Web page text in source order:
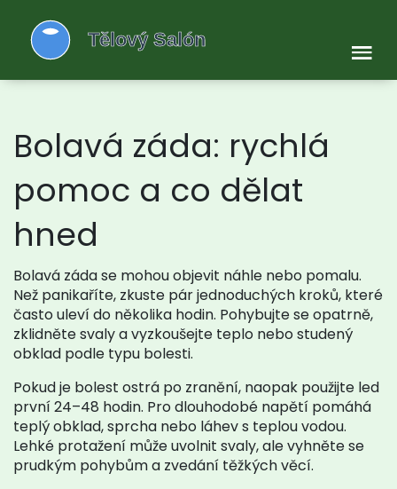
Bolavá záda: rychlá
pomoc a co dělat
hned
Bolavá záda se mohou objevit náhle nebo pomalu.
Než panikaříte, zkuste pár jednoduchých kroků, které
často uleví do několika hodin. Pohybujte se opatrně,
zklidněte svaly a vyzkoušejte teplo nebo studený
obklad podle typu bolesti.
Pokud je bolest ostrá po zranění, naopak použijte led
první 24–48 hodin. Pro dlouhodobé napětí pomáhá
teplý obklad, sprcha nebo láhev s teplou vodou.
Lehké protažení může uvolnit svaly, ale vyhněte se
prudkým pohybům a zvedání těžkých věcí.